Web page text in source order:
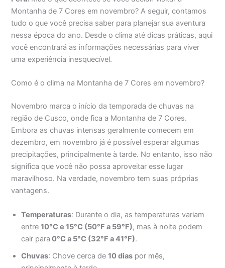
Montanha de 7 Cores em novembro? A seguir, contamos
tudo o que você precisa saber para planejar sua aventura
nessa época do ano. Desde o clima até dicas práticas, aqui
você encontrará as informações necessárias para viver
uma experiência inesquecível.
Como é o clima na Montanha de 7 Cores em novembro?
Novembro marca o início da temporada de chuvas na
região de Cusco, onde fica a Montanha de 7 Cores.
Embora as chuvas intensas geralmente comecem em
dezembro, em novembro já é possível esperar algumas
precipitações, principalmente à tarde. No entanto, isso não
significa que você não possa aproveitar esse lugar
maravilhoso. Na verdade, novembro tem suas próprias
vantagens.
Temperaturas: Durante o dia, as temperaturas variam
entre10°C e 15°C (50°F a 59°F), mas à noite podem
cair para 0°C a 5°C (32°F a 41°F).
Chuvas: Chove cerca de10 dias por mês,